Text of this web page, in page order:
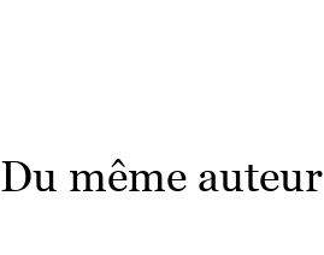
Du même auteur